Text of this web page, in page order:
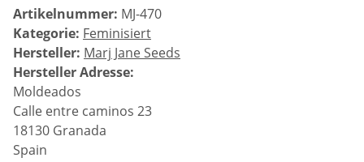
Artikelnummer: MJ-470
Kategorie: Feminisiert
Hersteller: Marj Jane Seeds
Hersteller Adresse:
Moldeados
Calle entre caminos 23
18130 Granada
Spain